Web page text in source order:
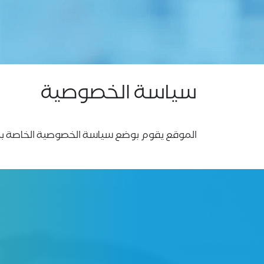
سياسة الخصوصية
الموقع يقوم بوضع سياسة الخصوصية الخاصة